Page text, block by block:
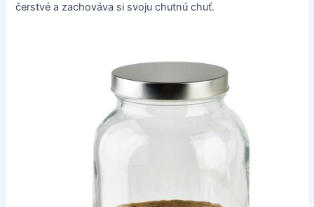
čerstvé a zachováva si svoju chutnú chuť.